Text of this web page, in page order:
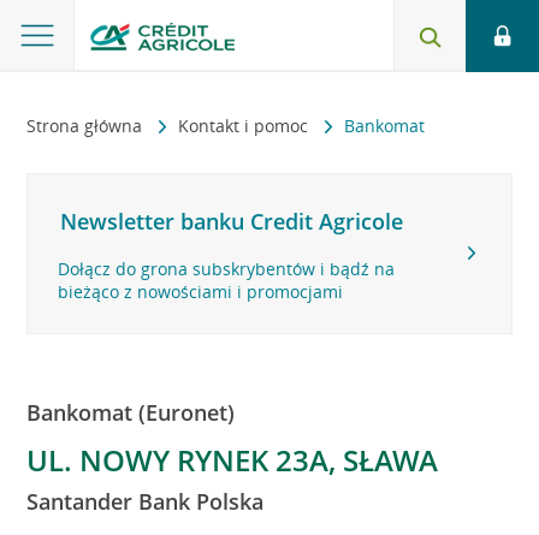
Strona główna Kontakt i pomoc Bankomat
Newsletter banku Credit Agricole
Dołącz do grona subskrybentów i bądź na
bieżąco z nowościami i promocjami
Bankomat (Euronet)
UL. NOWY RYNEK 23A, SŁAWA
Santander Bank Polska